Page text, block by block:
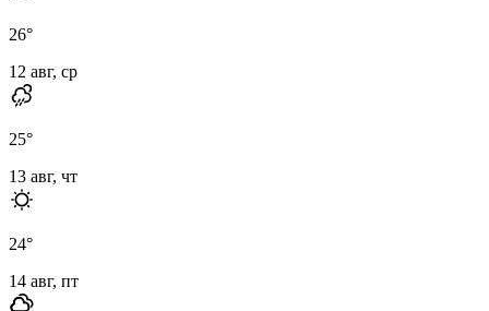
26°
12 авг, ср
25°
13 авг, чт
24°
14 авг, пт